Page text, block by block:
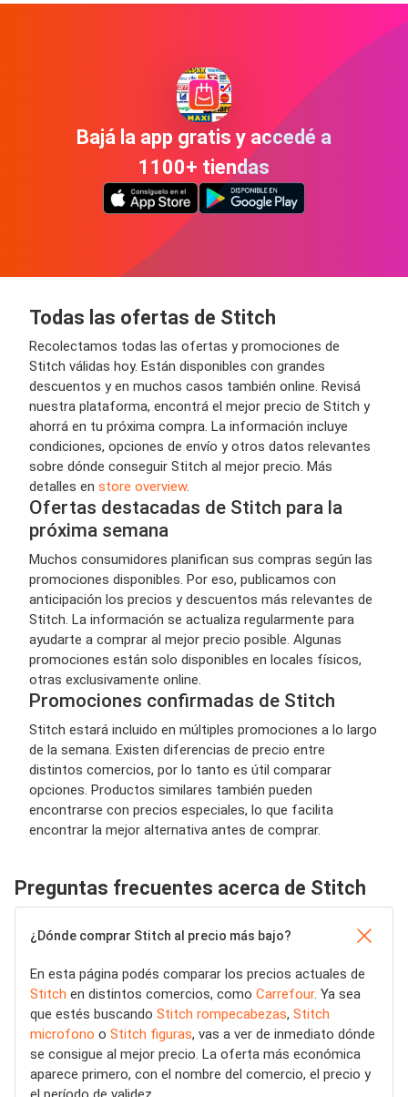
Bajá la app gratis y accedé a
1100+ tiendas
Todas las ofertas de Stitch
Recolectamos todas las ofertas y promociones de
Stitch válidas hoy. Están disponibles con grandes
descuentos y en muchos casos también online. Revisá
nuestra plataforma, encontrá el mejor precio de Stitch y
ahorrá en tu próxima compra. La información incluye
condiciones, opciones de envío y otros datos relevantes
sobre dónde conseguir Stitch al mejor precio. Más
detalles en store overview.
Ofertas destacadas de Stitch para la
próxima semana
Muchos consumidores planifican sus compras según las
promociones disponibles. Por eso, publicamos con
anticipación los precios y descuentos más relevantes de
Stitch. La información se actualiza regularmente para
ayudarte a comprar al mejor precio posible. Algunas
promociones están solo disponibles en locales físicos,
otras exclusivamente online.
Promociones confirmadas de Stitch
Stitch estará incluido en múltiples promociones a lo largo
de la semana. Existen diferencias de precio entre
distintos comercios, por lo tanto es útil comparar
opciones. Productos similares también pueden
encontrarse con precios especiales, lo que facilita
encontrar la mejor alternativa antes de comprar.
Preguntas frecuentes acerca de Stitch
¿Dónde comprar Stitch al precio más bajo?
En esta página podés comparar los precios actuales de
Stitch en distintos comercios, como Carrefour. Ya sea
que estés buscando Stitch rompecabezas, Stitch
microfono o Stitch figuras, vas a ver de inmediato dónde
se consigue al mejor precio. La oferta más económica
aparece primero, con el nombre del comercio, el precio y